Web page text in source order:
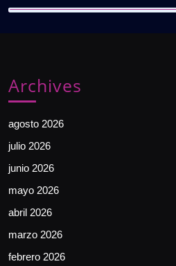
Archives
agosto 2026
julio 2026
junio 2026
mayo 2026
abril 2026
marzo 2026
febrero 2026